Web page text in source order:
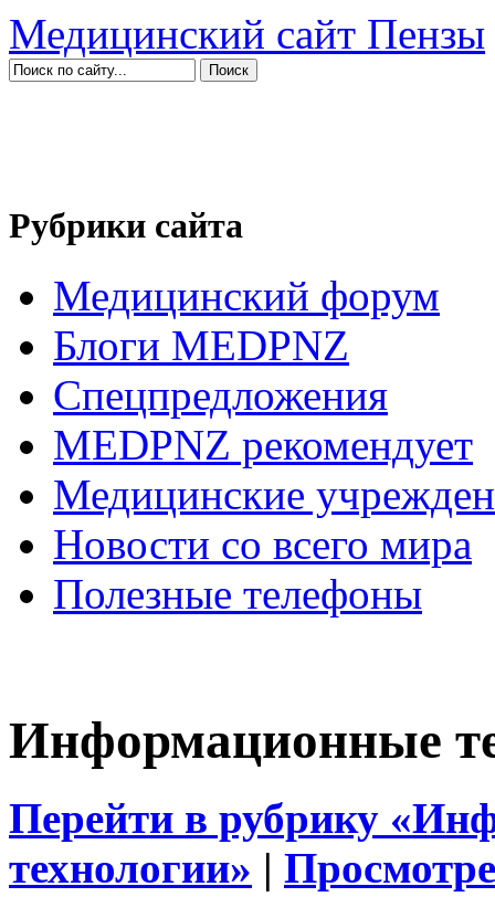
Медицинский сайт Пензы
Рубрики сайта
Медицинский форум
Блоги MEDPNZ
Спецпредложения
MEDPNZ рекомендует
Медицинские
Новости со всего мира
Полезные телефоны
Информационные
Перейти в рубрику
технологии» |